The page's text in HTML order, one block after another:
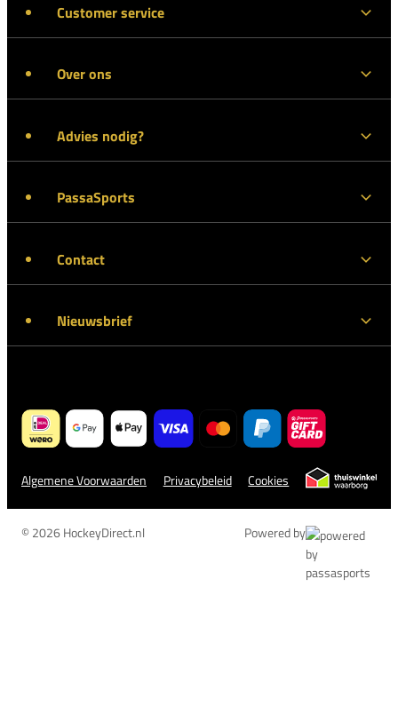
Customer service
Over ons
Advies nodig?
PassaSports
Contact
Nieuwsbrief
Algemene Voorwaarden Privacybeleid Cookies
© 2026 HockeyDirect.nl Powered by